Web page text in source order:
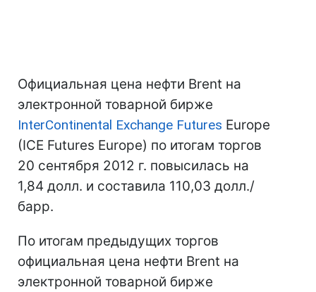
Официальная цена нефти Brent на
электронной товарной бирже
InterContinental Exchange Futures Europe
(IСE Futures Europe) по итогам торгов
20 сентября 2012 г. повысилась на
1,84 долл. и составила 110,03 долл./
барр.
По итогам предыдущих торгов
официальная цена нефти Brent на
электронной товарной бирже